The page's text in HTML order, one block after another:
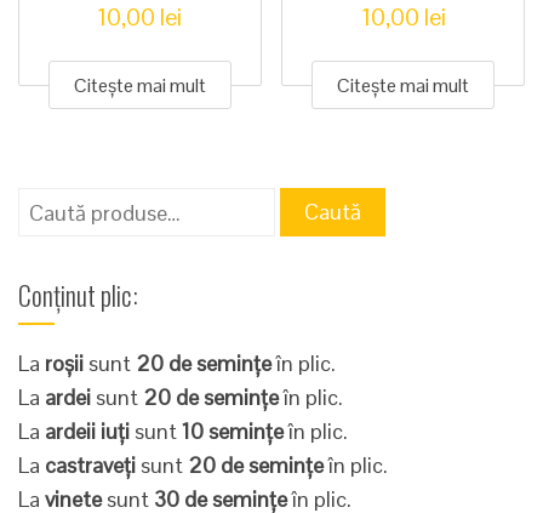
10,00 lei
Citește mai mult
10,00 lei
Citește mai mult
Caută
Caută
Conținut plic:
La roșii sunt 20 de semințeîn plic.
La ardei sunt 20 de semințeîn plic.
La ardeii iuți sunt10 semințeîn plic.
La castraveți sunt 20 de semințeîn plic.
La vinetesunt 30 de semințeîn plic.